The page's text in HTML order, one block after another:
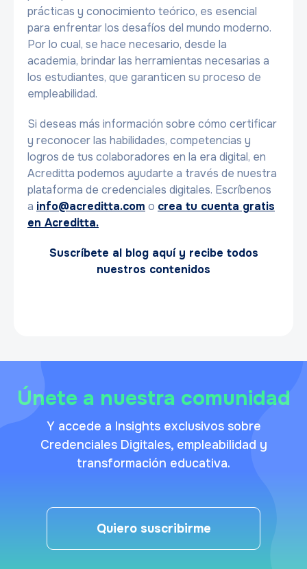
prácticas y conocimiento teórico, es esencial
para enfrentar los desafíos del mundo moderno.
Por lo cual, se hace necesario, desde la
academia, brindar las herramientas necesarias a
los estudiantes, que garanticen su proceso de
empleabilidad.
Si deseas más información sobre cómo certificar
y reconocer las habilidades, competencias y
logros de tus colaboradores en la era digital, en
Acreditta podemos ayudarte a través de nuestra
plataforma de credenciales digitales. Escríbenos
a info@acreditta.com o crea tu cuenta gratis
en Acreditta.
Suscríbete al blog aquí y recibe todos
nuestros contenidos
Únete a nuestra comunidad
Y accede a Insights exclusivos sobre
Credenciales Digitales, empleabilidad y
transformación educativa.
Quiero suscribirme